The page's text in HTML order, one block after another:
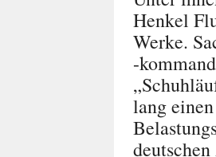
Henkel
Werke.
-
lang